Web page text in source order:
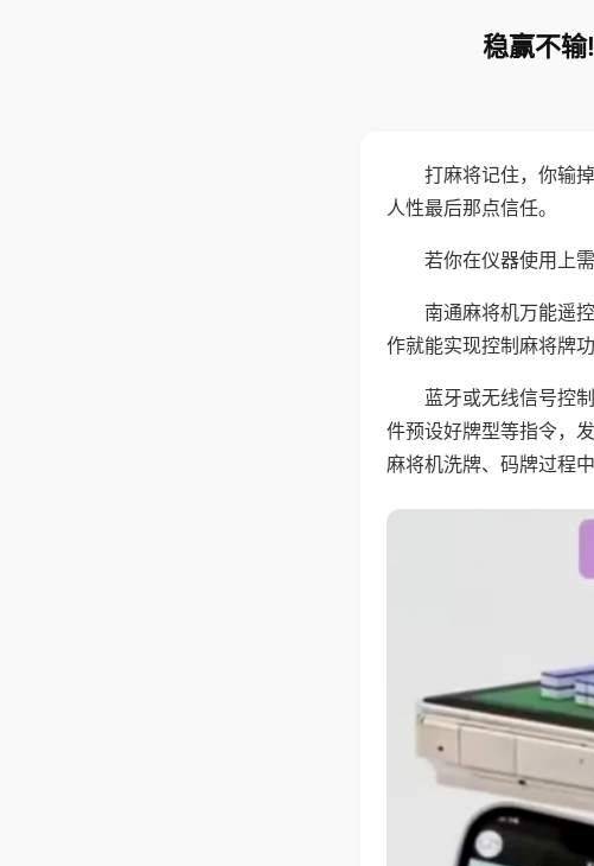
稳赢不
打麻将记住，你输
人性最后那点信任。
若你在仪器使用上
南通麻将机万能遥
作就能实现控制麻将牌
蓝牙或无线信号控
件预设好牌型等指令，
麻将机洗牌、码牌过程